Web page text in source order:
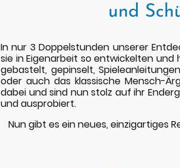
und
In nur 3 Doppelstunden unserer
sie in Eigenarbeit so entwickelten
gebastelt, gepinselt,
oder auch das klassische Mensch-
dabei und sind nun stolz auf ihr
und ausprobiert.
Nun gibt es ein neues, einzigartiges